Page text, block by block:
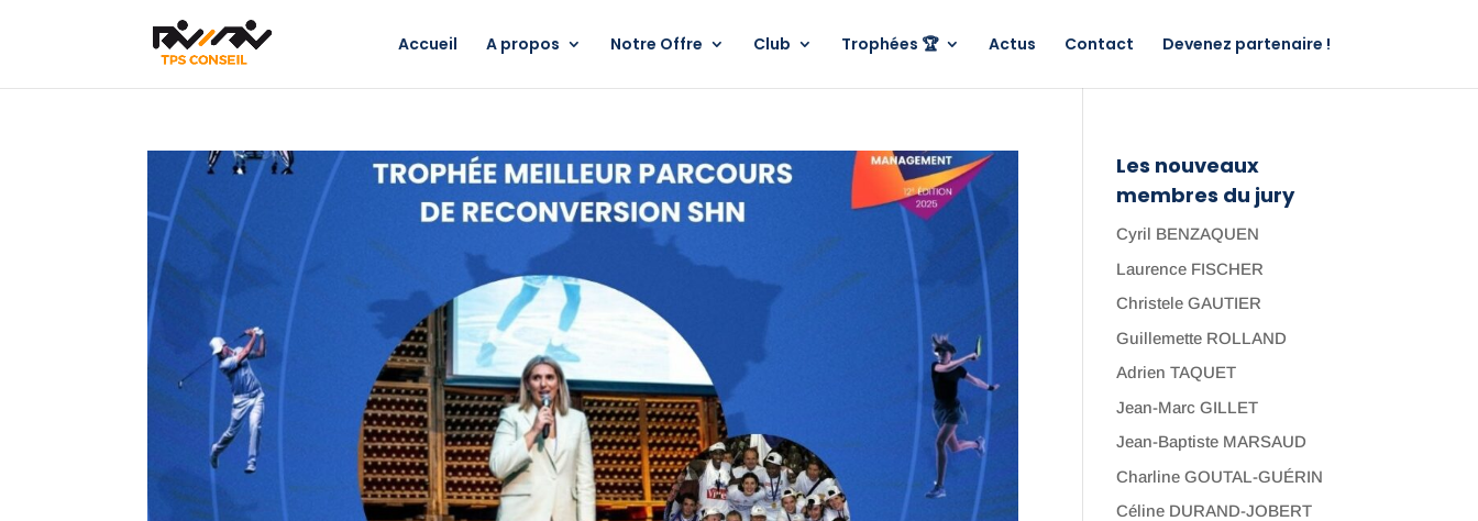
Accueil A propos Notre Offre Club Trophées 🏆 Actus Contact Devenez partenaire !
Les nouveaux
membres du jury
Cyril BENZAQUEN
Laurence FISCHER
Christele GAUTIER
Guillemette ROLLAND
Adrien TAQUET
Jean-Marc GILLET
Jean-Baptiste MARSAUD
Charline GOUTAL-GUÉRIN
Céline DURAND-JOBERT